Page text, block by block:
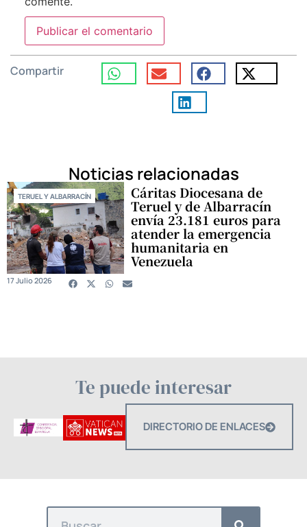
Compartir
Noticias relacionadas
TERUEL Y ALBARRACÍN Cáritas Diocesana de
Teruel y de Albarracín
envía 23.181 euros para
atender la emergencia
humanitaria en
Venezuela
17 Julio 2026
Te puede interesar
DIRECTORIO DE ENLACES